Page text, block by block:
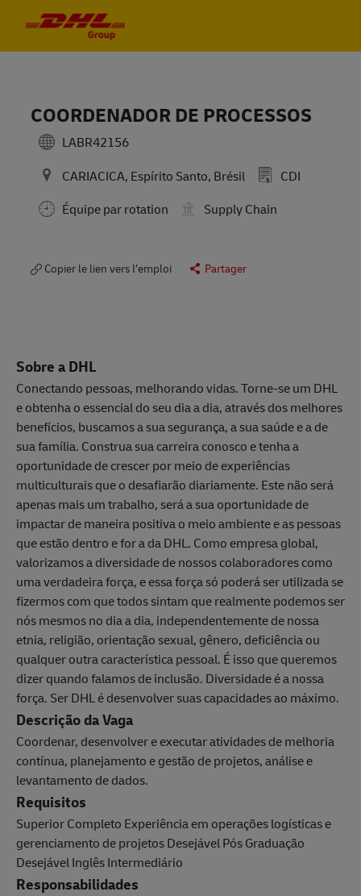
COORDENADOR DE PROCESSOS
LABR42156
CARIACICA, Espírito Santo, Brésil
CDI
Équipe par rotation
Supply Chain
Copier le lien vers l’emploi Partager
Sobre a DHL
Conectando pessoas, melhorando vidas. Torne-se um DHL
e obtenha o essencial do seu dia a dia, através dos melhores
benefícios, buscamos a sua segurança, a sua saúde e a de
sua família. Construa sua carreira conosco e tenha a
oportunidade de crescer por meio de experiências
multiculturais que o desafiarão diariamente. Este não será
apenas mais um trabalho, será a sua oportunidade de
impactar de maneira positiva o meio ambiente e as pessoas
que estão dentro e for a da DHL. Como empresa global,
valorizamos a diversidade de nossos colaboradores como
uma verdadeira força, e essa força só poderá ser utilizada se
fizermos com que todos sintam que realmente podemos ser
nós mesmos no dia a dia, independentemente de nossa
etnia, religião, orientação sexual, gênero, deficiência ou
qualquer outra característica pessoal. É isso que queremos
dizer quando falamos de inclusão. Diversidade é a nossa
força. Ser DHL é desenvolver suas capacidades ao máximo.
Descrição da Vaga
Coordenar, desenvolver e executar atividades de melhoria
contínua, planejamento e gestão de projetos, análise e
levantamento de dados.
Requisitos
Superior Completo Experiência em operações logísticas e
gerenciamento de projetos Desejável Pós Graduação
Desejável Inglês Intermediário
Responsabilidades